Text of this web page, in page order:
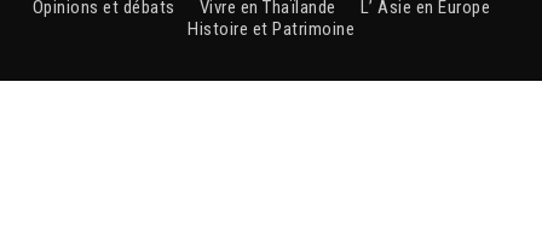
Opinions et débats
Vivre en Thaïlande
L’ Asie en Europe
Histoire et Patrimoine